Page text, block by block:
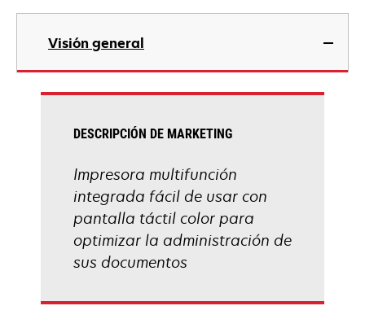
se
una
pestaña
Visión general
DESCRIPCIÓN DE MARKETING
Impresora multifunción
integrada fácil de usar con
pantalla táctil color para
optimizar la administración de
sus documentos